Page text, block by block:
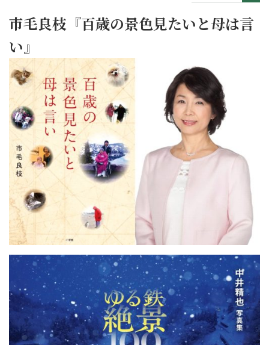
市毛良枝『百歳の景色見たいと母は言
い』